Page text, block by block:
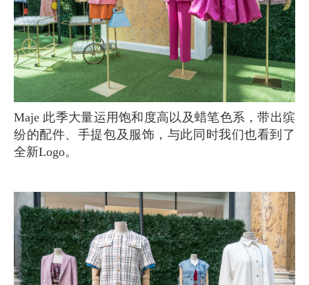
Maje 此季大量运用饱和度高以及蜡笔色系，带出缤
纷的配件、手提包及服饰，与此同时我们也看到了
全新Logo。